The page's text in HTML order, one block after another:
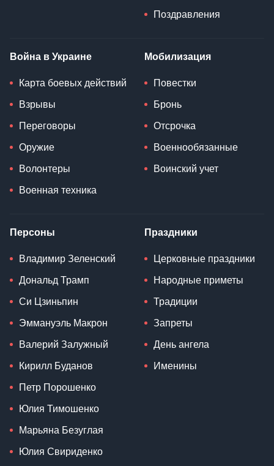
Поздравления
Война в Украине
Карта боевых действий
Взрывы
Переговоры
Оружие
Волонтеры
Военная техника
Мобилизация
Повестки
Бронь
Отсрочка
Военнообязанные
Воинский учет
Персоны
Владимир Зеленский
Дональд Трамп
Си Цзиньпин
Эммануэль Макрон
Валерий Залужный
Кирилл Буданов
Петр Порошенко
Юлия Тимошенко
Марьяна Безуглая
Юлия Свириденко
Праздники
Церковные праздники
Народные приметы
Традиции
Запреты
День ангела
Именины